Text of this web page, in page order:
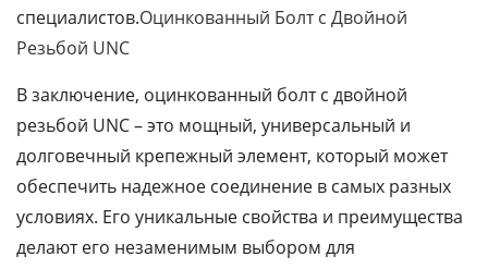
специалистов.Оцинкованный Болт с Двойной
Резьбой UNC
В заключение, оцинкованный болт с двойной
резьбой UNC – это мощный, универсальный и
долговечный крепежный элемент, который может
обеспечить надежное соединение в самых разных
условиях. Его уникальные свойства и преимущества
делают его незаменимым выбором для